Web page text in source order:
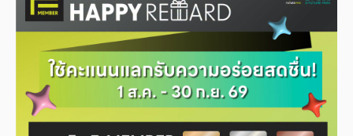
เกี่ยวกับเรา
ผู้เช่าพื้นที่
ร่วมงานกับเรา
ตำแหน่งงาน